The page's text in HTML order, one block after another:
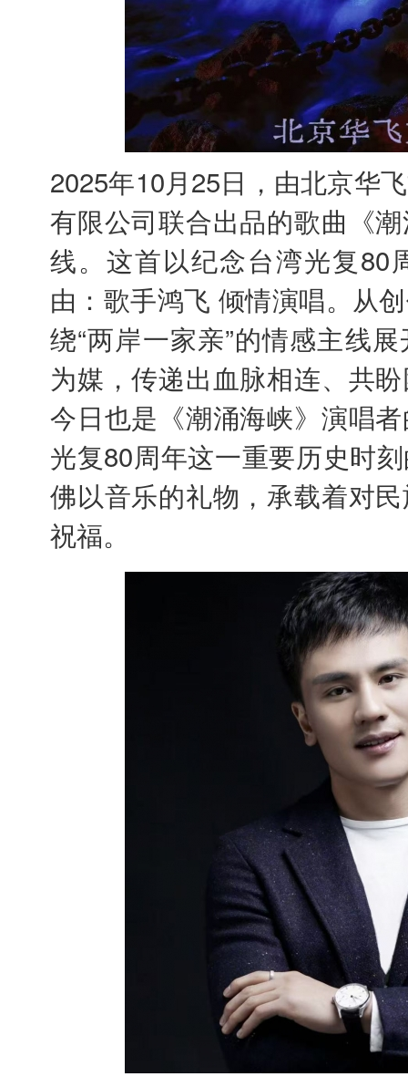
2025年10月25日，由北京华
有限公司联合出品的歌曲《
线。这首以纪念台湾光复80
由：歌手鸿飞 倾情演唱。从
绕“两岸一家亲”的情感主线
为媒，传递出血脉相连、共
今日也是《潮涌海峡》演唱
光复80周年这一重要历史时
佛以音乐的礼物，承载着对
祝福。